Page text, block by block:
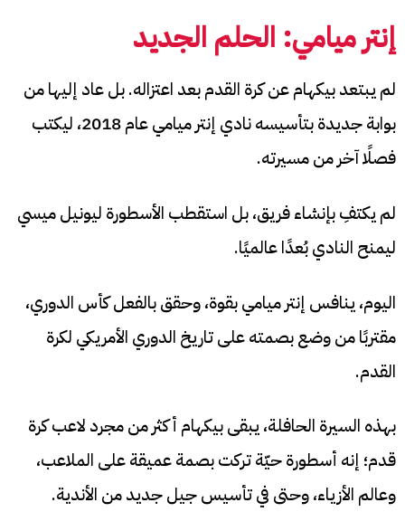
إنتر ميامي: الحلم الجديد
لم يبتعد بيكهام عن كرة القدم بعد اعتزاله. بل عاد إليها من
بوابة جديدة بتأسيسه نادي إنتر ميامي عام 2018، ليكتب
فصلًا آخر من مسيرته.
لم يكتفِ بإنشاء فريق، بل استقطب الأسطورة ليونيل ميسي
ليمنح النادي بُعدًا عالميًا.
اليوم، ينافس إنتر ميامي بقوة، وحقق بالفعل كأس الدوري،
مقتربًا من وضع بصمته على تاريخ الدوري الأمريكي لكرة
القدم.
بهذه السيرة الحافلة، يبقى بيكهام أكثر من مجرد لاعب كرة
قدم؛ إنه أسطورة حيّة تركت بصمة عميقة على الملاعب،
وعالم الأزياء، وحتى في تأسيس جيل جديد من الأندية.